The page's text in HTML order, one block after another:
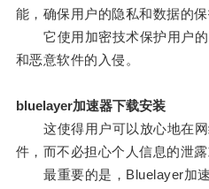
能，确保用户的隐私和数据的保
它使用加密技术保护用户的
和恶意软件的入侵。
bluelayer加速器下载安装
这使得用户可以放心地在网
件，而不必担心个人信息的泄露
最重要的是，Bluelayer加速